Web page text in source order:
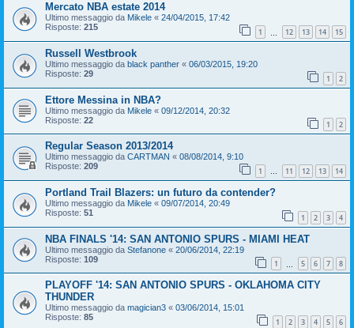
Mercato NBA estate 2014
Ultimo messaggio da Mikele « 24/04/2015, 17:42
Risposte: 215 1 12 13 14 15
Russell Westbrook
Ultimo messaggio da black panther « 06/03/2015, 19:20
Risposte: 29 1 2
Ettore Messina in NBA?
Ultimo messaggio da Mikele « 09/12/2014, 20:32
Risposte: 22 1 2
Regular Season 2013/2014
Ultimo messaggio da CARTMAN « 08/08/2014, 9:10
Risposte: 209 1 … 11 12 13 14
Portland Trail Blazers: un futuro da contender?
Ultimo messaggio da Mikele « 09/07/2014, 20:49
Risposte: 51 1 2 3 4
NBA FINALS '14: SAN ANTONIO SPURS - MIAMI HEAT
Ultimo messaggio da Stefanone « 20/06/2014, 22:19
Risposte: 109 1 5 6 7 8
PLAYOFF '14: SAN ANTONIO SPURS - OKLAHOMA CITY
THUNDER
Ultimo messaggio da magician3 « 03/06/2014, 15:01
Risposte: 85 1 2 3 4 5 6